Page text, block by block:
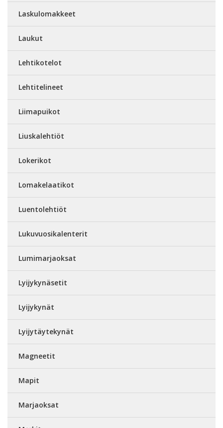
Laskulomakkeet
Laukut
Lehtikotelot
Lehtitelineet
Liimapuikot
Liuskalehtiöt
Lokerikot
Lomakelaatikot
Luentolehtiöt
Lukuvuosikalenterit
Lumimarjaoksat
Lyijykynäsetit
Lyijykynät
Lyijytäytekynät
Magneetit
Mapit
Marjaoksat